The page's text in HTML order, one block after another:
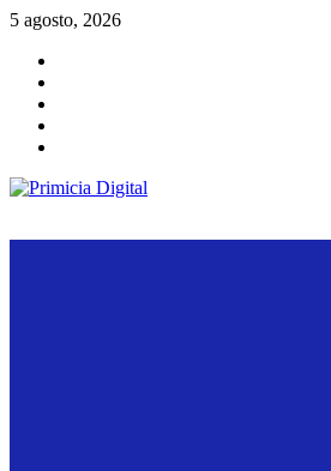
Saltar
contenido
5 agosto, 2026